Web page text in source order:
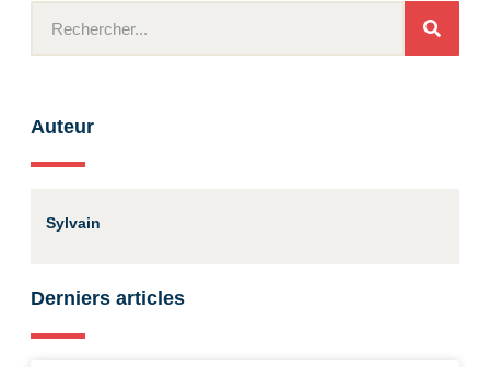
Auteur
Sylvain
Derniers articles